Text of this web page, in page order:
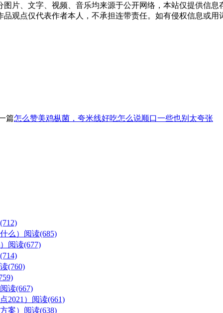
片、文字、视频、音乐均来源于公开网络，本站仅提供信
观点仅代表作者本人，不承担连带责任。如有侵权信息或用
篇怎么赞美鸡枞菌，夸米线好吃怎么说顺口一些也别太夸张
么） 阅读(685)
阅读(677)
(760)
阅读(667)
2021） 阅读(661)
案） 阅读(638)